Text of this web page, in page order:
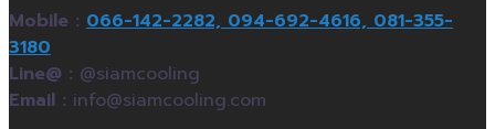
Mobile : 066-142-2282,094-692-4616, 081-355-
3180
Line@ : @siamcooling
Email : info@siamcooling.com